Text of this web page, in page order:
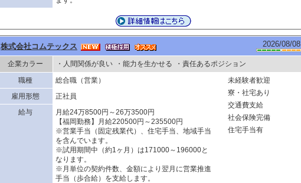
株式会社コムテックス 2026/08/08
企業カラー ・人間関係が良い ・能力を生かせる
・責任あるポジション
職種
総合職（営業）
雇用形態
正社員
給与
月給24万8500円～26万3500円
【福岡勤務】月給220500円～235500円
※営業手当（固定残業代）、住宅手当、地域手当
を含んでいます。
※試用期間中（約1ヶ月）は171000～196000と
なります。
※月単位の契約件数、金額により翌月に営業推進
手当（歩合給）を支給します。
未経験者歓迎
寮・社宅あり
交通費支給
社会保険完備
住宅手当有